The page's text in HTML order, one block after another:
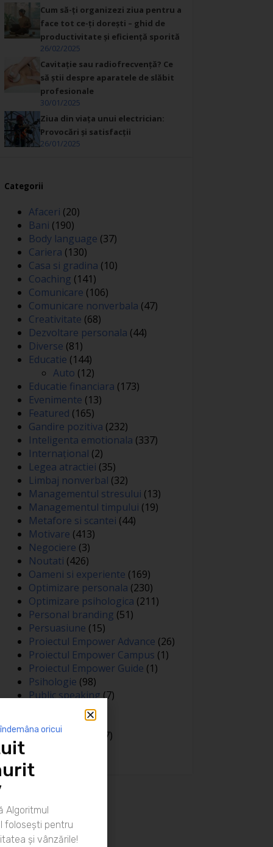
Cum să-ți organizezi ziua pentru a
face tot ce-ți dorești – ghid de
productivitate și eficiență sporită
26/02/2025
Cavitație sau radiofrecvență? Ce
să știi despre aparatele de slăbit
profesionale
30/01/2025
Ziua din viața unui electrician:
Provocări și satisfacții
26/01/2025
Categorii
Afaceri (20)
Bani (190)
Body language (37)
Cariera (130)
Casa si gradina (10)
Coaching (141)
Comunicare (106)
Comunicare nonverbala (47)
Creativitate (68)
Dezvoltare personala (44)
Diverse (81)
Educatie (144)
Auto (12)
Educatie financiara (173)
Evenimente (13)
Featured (165)
Gandire pozitiva (232)
Inteligenta emotionala (337)
Internațional (2)
Legea atractiei (35)
Limbaj nonverbal (32)
Managementul stresului (13)
Managementul timpului (19)
Metafore si scantei (44)
Motivare (413)
Negociere (3)
Noutati (426)
Oameni si experiente (169)
Optimizare personala (230)
Optimizare psihologica (211)
Personal branding (51)
Persuasiune (15)
Proiectul Empower Advance (26)
Proiectul Empower Campus (1)
Proiectul Empower Guide (1)
Psihologie (98)
Public speaking(7)
(81)
Spiritualitate
(127)
oricui
Algoritmul
folosești pentru
și vânzările!